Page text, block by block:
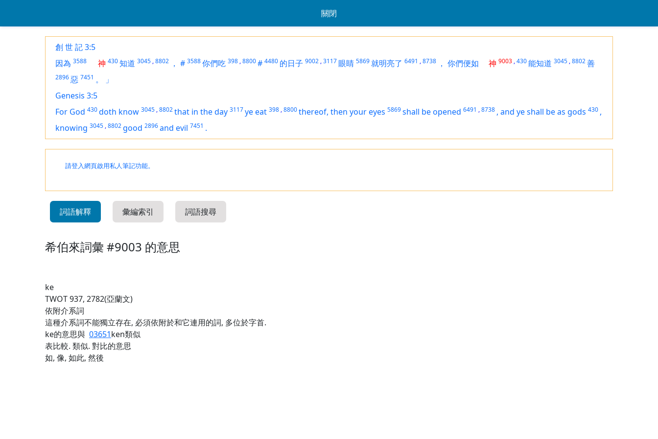
關閉
創 世 記 3:5
因為 3588 神 430知道 3045 ,8802 ， # 3588你們吃 398 ,8800# 4480 的日子 9002 ,3117 眼睛 5869就明亮了 6491 ,8738 ， 你們便如 神 9003 ,430能知道 3045 ,8802善
2896惡 7451 。
」
Genesis 3:5
For God 430doth know 3045 ,8802that in the day 3117ye eat 398 ,8800thereof, then your eyes 5869shall be opened 6491 ,8738 , and ye shall be as gods 430 ,
knowing 3045 ,8802 good 2896and evil 7451 .
請登入網頁啟用私人筆記功能。
詞語解釋 彙編索引 詞語搜尋
希伯來詞彙 #9003 的意思
ke
TWOT 937, 2782(亞蘭文)
依附介系詞
這種介系詞不能獨立存在, 必須依附於和它連用的詞, 多位於字首.
ke的意思與 03651ken類似
表比較. 類似. 對比的意思
如, 像, 如此, 然後